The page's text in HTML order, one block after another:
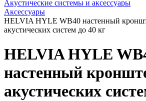
Акустические системы и аксессуары
Аксессуары
HELVIA HYLE WB40 настенный
акустических систем до 40 кг
HELVIA HYLE
настенный
акустических